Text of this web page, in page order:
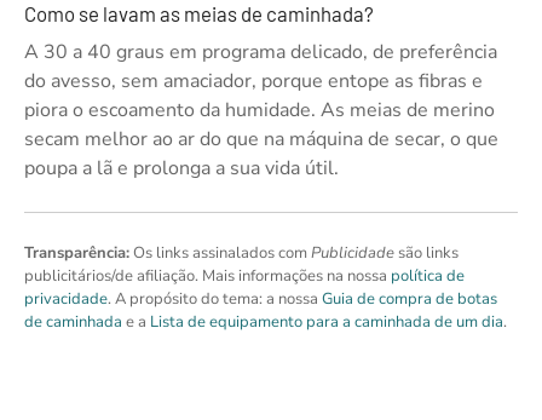
Como se lavam as meias de caminhada?
A 30 a 40 graus em programa delicado, de preferência
do avesso, sem amaciador, porque entope as fibras e
piora o escoamento da humidade. As meias de merino
secam melhor ao ar do que na máquina de secar, o que
poupa a lã e prolonga a sua vida útil.
Transparência:Os links assinalados comPublicidade são links
publicitários/de afiliação. Mais informações na nossa política de
privacidade. A propósito do tema: a nossa Guia de compra de botas
de caminhada e a Lista de equipamento para a caminhada de um dia.